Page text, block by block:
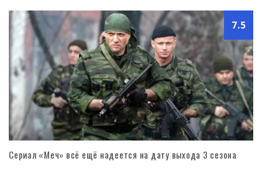
7.5
Сериал «Меч» всё ещё надеется на дату выхода 3 сезона